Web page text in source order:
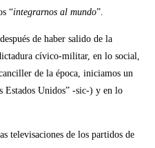
“integrarnos al mundo”.
de haber salido de la
cívico-militar, en lo social,
de la época, iniciamos un
Estados Unidos” -sic-) y en lo
televisaciones de los partidos de